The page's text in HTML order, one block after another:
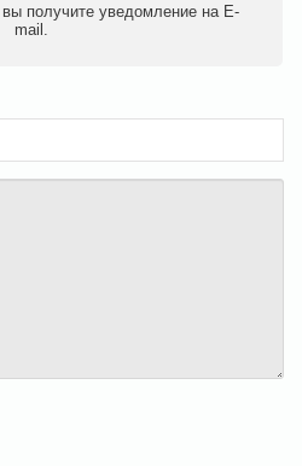
получите уведомление на E-
mail.